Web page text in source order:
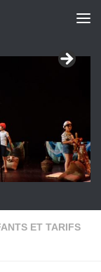
ET TARIFS